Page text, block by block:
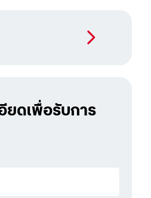
ยดเพื่อรับการ